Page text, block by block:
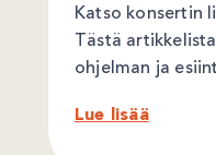
Katso konsertin
Tästä
ohjelman ja
Lue lisää